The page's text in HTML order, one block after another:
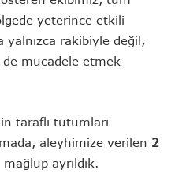
yeterince etkili
yalnızca rakibiyle değil,
mücadele etmek
taraflı tutumları
aleyhimize verilen 2
ayrıldık.